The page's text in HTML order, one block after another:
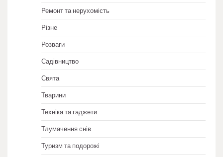
Ремонт та нерухомість
Різне
Розваги
Садівництво
Свята
Тварини
Техніка та гаджети
Тлумачення снів
Туризм та подорожі